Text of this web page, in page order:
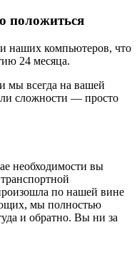
положиться
наших компьютеров, что
24 месяца.
мы всегда на вашей
сложности — просто
необходимости вы
по нашей вине
мы полностью
и обратно. Вы ни за